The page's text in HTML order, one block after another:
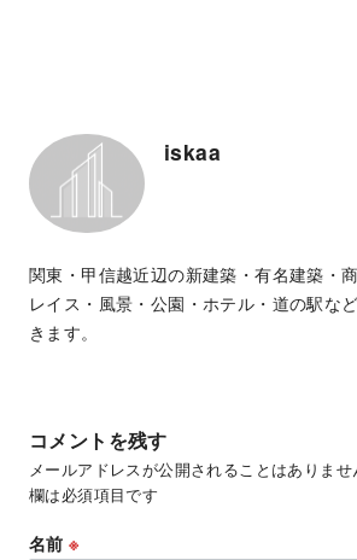
iskaa
関東・甲信越近辺の新建築・有名建築・
レイス・風景・公園・ホテル・道の駅な
きます。
コメントを残す
メールアドレスが公開されることはありませ
欄は必須項目です
名前※